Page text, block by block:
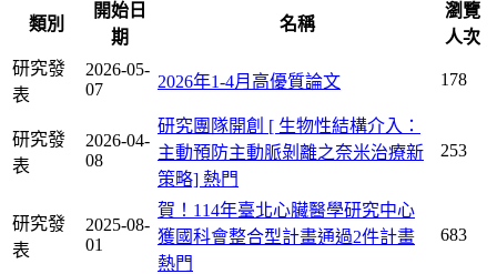
類別
開始日
期
名稱
瀏覽
人次
研究發
表
2026-05-
07
2026年1-4月高優質論文 178
研究發
表
2026-04-
08
研究團隊開創 [ 生物性結構介入：
主動預防主動脈剝離之奈米治療新
策略] 熱門
253
研究發
表
2025-08-
01
賀！114年臺北心臟醫學研究中心
獲國科會整合型計畫通過2件計畫
熱門
683